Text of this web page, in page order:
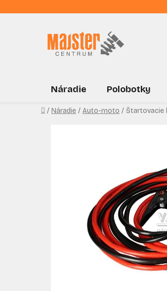
na
Náradie Polobotky
Domov
/ Náradie / Auto-moto / Štartovacie